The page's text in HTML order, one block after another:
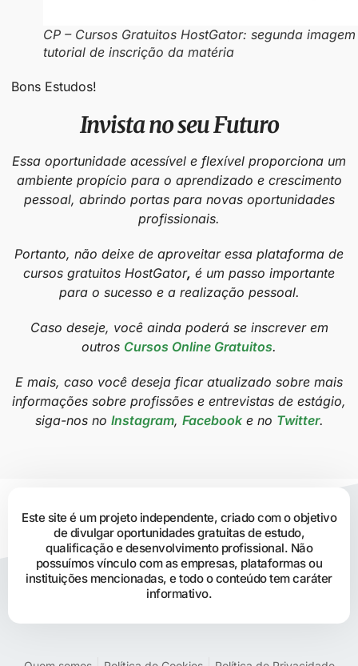
CP – Cursos Gratuitos HostGator: segunda
tutorial de inscrição da matéria
Bons Estudos!
Invista no seu Futuro
Essa oportunidade acessível e flexível proporciona um
ambiente propício para o aprendizado e crescimento
pessoal, abrindo portas para novas oportunidades
profissionais.
Portanto, não deixe de aproveitar essa plataforma de
cursos gratuitos HostGator, é um passo importante
para o sucesso e a realização pessoal.
Caso deseje, você ainda poderá se inscrever em
outros Cursos Online Gratuitos.
E mais, caso você deseja ficar atualizado sobre mais
informações sobre profissões e entrevistas de estágio,
siga-nos no Instagram, Facebooke no Twitter.
Este site é um projeto independente, criado com o objetivo
de divulgar oportunidades gratuitas de estudo,
qualificação e desenvolvimento profissional. Não
possuímos vínculo com as empresas, plataformas ou
instituições mencionadas, e todo o conteúdo tem caráter
informativo.